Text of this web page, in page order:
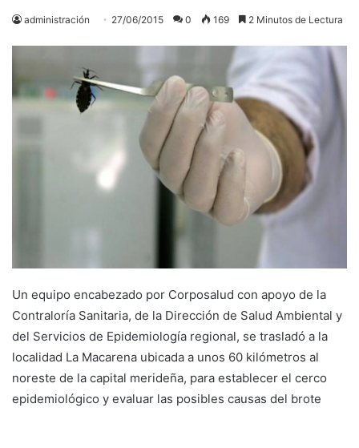
administración 27/06/2015 0 169 2 Minutos de Lectura
Un equipo encabezado por Corposalud con apoyo de la
Contraloría Sanitaria, de la Dirección de Salud Ambiental y
del Servicios de Epidemiología regional, se trasladó a la
localidad La Macarena ubicada a unos 60 kilómetros al
noreste de la capital merideña, para establecer el cerco
epidemiológico y evaluar las posibles causas del brote